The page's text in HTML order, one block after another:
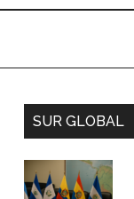
SUR GLOBAL